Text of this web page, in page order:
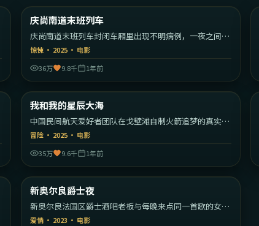
热门
庆尚南道末班列车
庆尚南道末班列车封闭车厢里出现不明病例，一夜之间秩
序崩塌。
惊悚· 2025· 电影
36万
9.8千 1年前
热门
2:18:49
我和我的星辰大海
中国民间航天爱好者团队在戈壁滩自制火箭追梦的真实改
编故事。
冒险· 2025· 电影
35万
9.6千 1年前
热门
2:20:30
新奥尔良爵士夜
新奥尔良法国区爵士酒吧老板与每晚来点同一首歌的女歌
手。
爱情· 2023 · 电影